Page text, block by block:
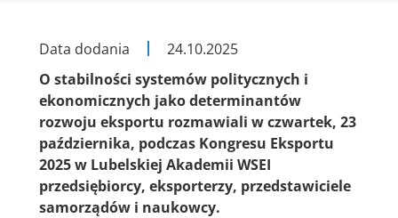
Data dodania
24.10.2025
O stabilności systemów politycznych i
ekonomicznych jako determinantów
rozwoju eksportu rozmawiali w czwartek, 23
października, podczas Kongresu Eksportu
2025 w Lubelskiej Akademii WSEI
przedsiębiorcy, eksporterzy, przedstawiciele
samorządów i naukowcy.